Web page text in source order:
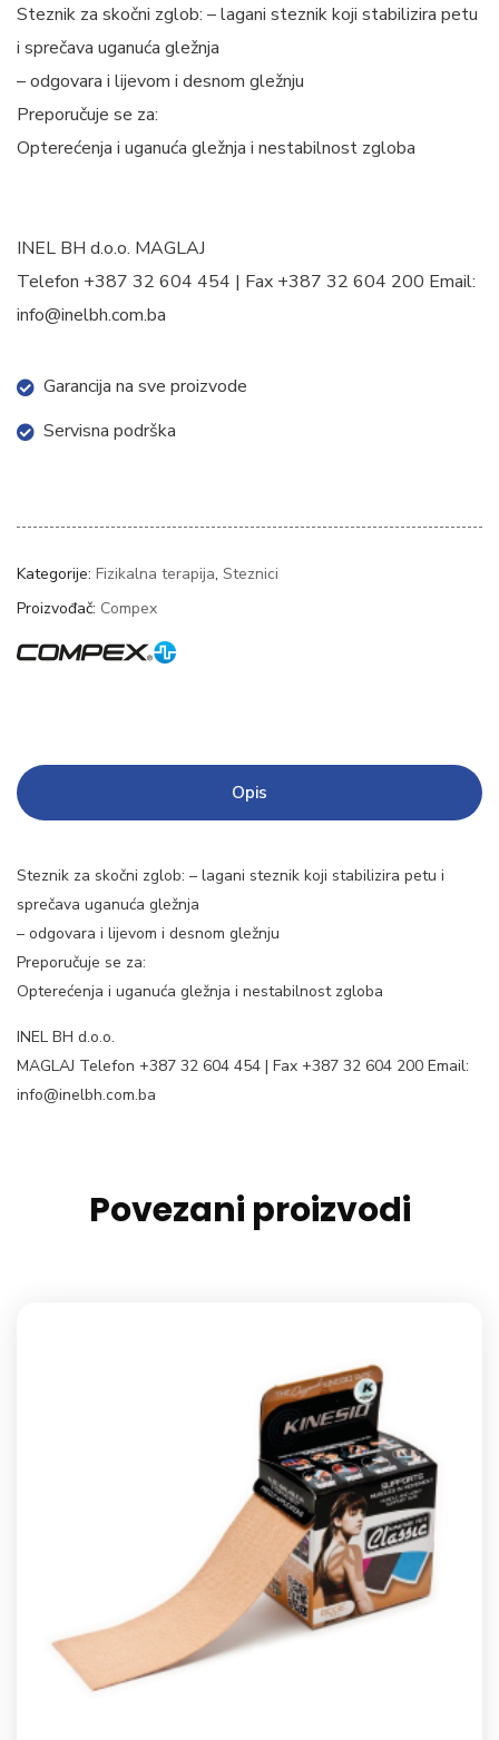
Steznik za skočni zglob: – lagani steznik koji stabilizira petu
i sprečava uganuća gležnja
– odgovara i lijevom i desnom gležnju
Preporučuje se za:
Opterećenja i uganuća gležnja i nestabilnost zgloba
INEL BH d.o.o. MAGLAJ
Telefon +387 32 604 454 | Fax +387 32 604 200 Email:
info@inelbh.com.ba
Garancija na sve proizvode
Servisna podrška
Kategorije: Fizikalna terapija, Steznici
Proizvođač: Compex
Opis
Steznik za skočni zglob: – lagani steznik koji stabilizira petu i
sprečava uganuća gležnja
– odgovara i lijevom i desnom gležnju
Preporučuje se za:
Opterećenja i uganuća gležnja i nestabilnost zgloba
INEL BH d.o.o.
MAGLAJ Telefon +387 32 604 454 | Fax +387 32 604 200 Email:
info@inelbh.com.ba
Povezani proizvodi